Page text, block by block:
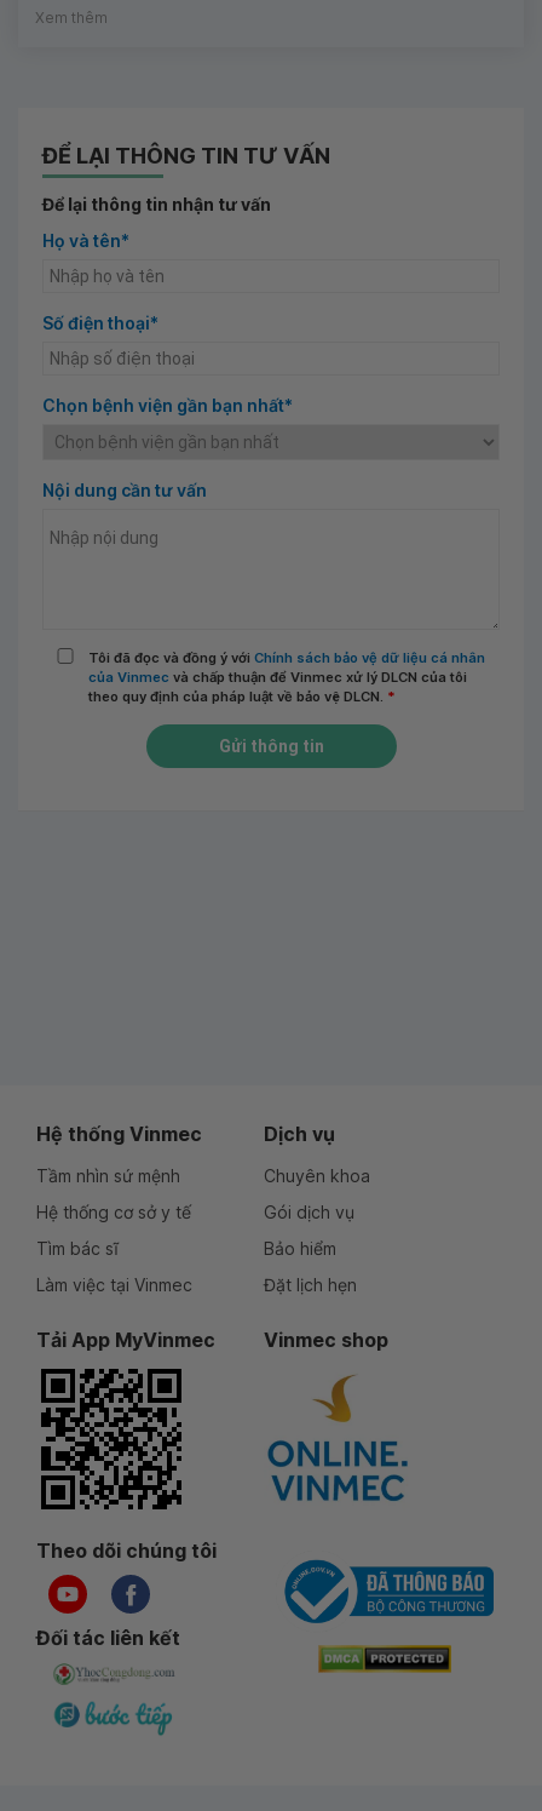
Xem thêm
ĐỂ LẠI THÔNG TIN TƯ VẤN
Để lại thông tin nhận tư vấn
Họ và tên*
Số điện thoại*
Chọn bệnh viện gần bạn nhất*
Nội dung cần tư vấn
Tôi đã đọc và đồng ý với Chính sách bảo vệ dữ liệu cá nhân
của Vinmec và chấp thuận để Vinmec xử lý DLCN của tôi
theo quy định của pháp luật về bảo vệ DLCN. *
Gửi thông tin
Hệ thống Vinmec
Tầm nhìn sứ mệnh
Hệ thống cơ sở y tế
Tìm bác sĩ
Làm việc tại Vinmec
Dịch vụ
Chuyên khoa
Gói dịch vụ
Bảo hiểm
Đặt lịch hẹn
Tải App MyVinmec Vinmec shop
Theo dõi chúng tôi
Đối tác liên kết